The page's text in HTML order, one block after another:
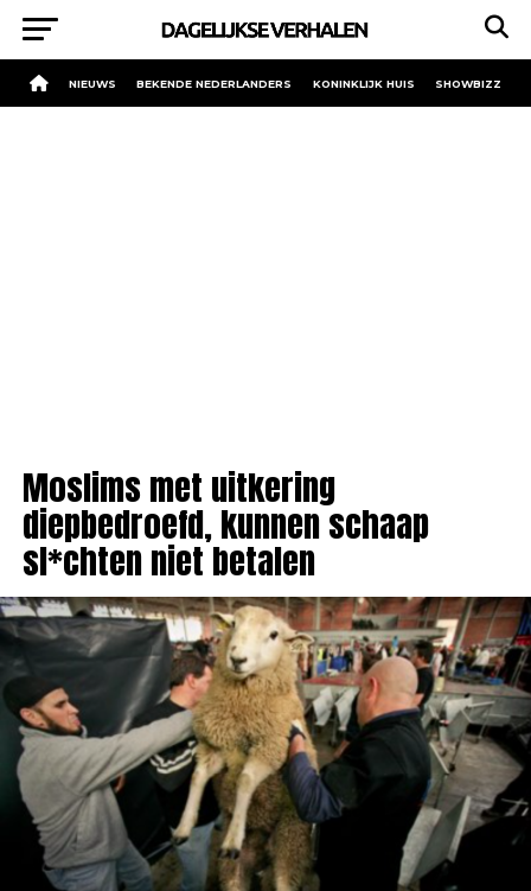
NIEUWS BEKENDE NEDERLANDERS KONINKLIJK HUIS SHOWBIZZ
Moslims met uitkering
diepbedroefd, kunnen schaap
sl*chten niet betalen